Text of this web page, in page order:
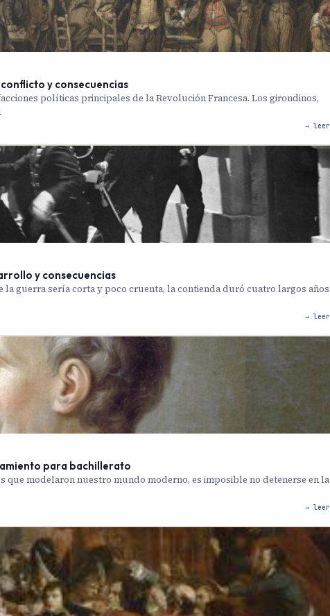
y consecuencias
políticas principales de la Revolución Francesa. Los girondinos,
→ leer
y consecuencias
guerra sería corta y poco cruenta, la contienda duró cuatro largos años
→ leer
para bachillerato
que modelaron nuestro mundo moderno, es imposible no detenerse en la
→ leer